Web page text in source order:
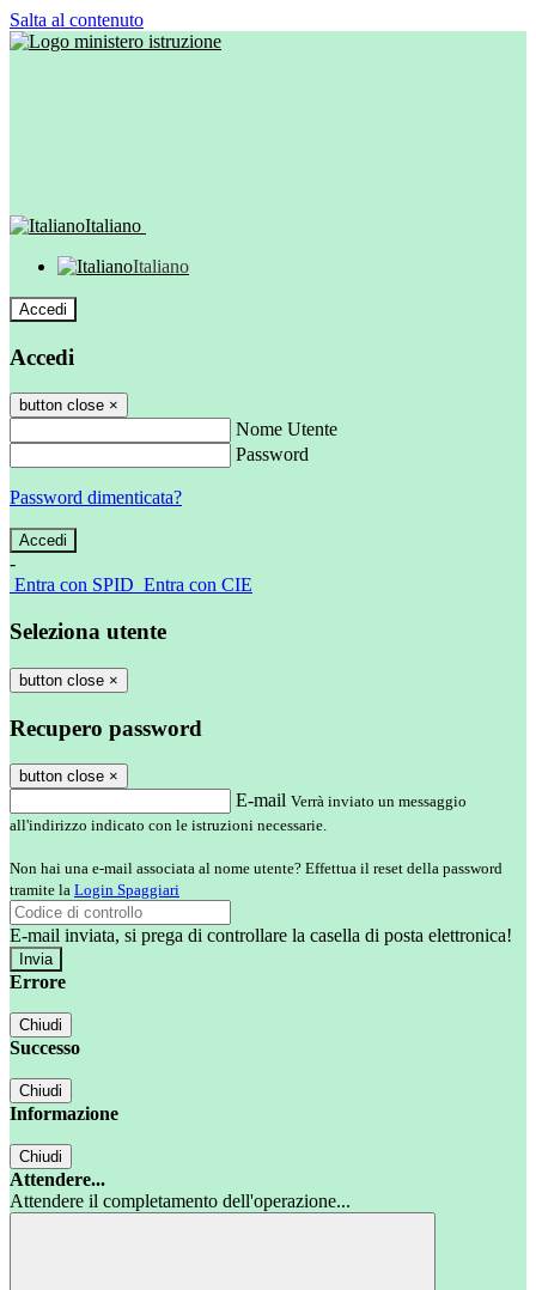
Salta al contenuto
Italiano
Italiano
Accedi
Accedi
button close ×
Nome Utente
Password
Password dimenticata?
-
Entra con SPID Entra con CIE
Seleziona utente
button close ×
Recupero password
button close ×
E-mail Verrà inviato un messaggio
all'indirizzo indicato con le istruzioni necessarie.
Non hai una e-mail associata al nome utente? Effettua il reset della password
tramite la Login Spaggiari
E-mail inviata, si prega di controllare la casella di posta elettronica!
Errore
Chiudi
Successo
Chiudi
Informazione
Chiudi
Attendere...
Attendere il completamento dell'operazione...